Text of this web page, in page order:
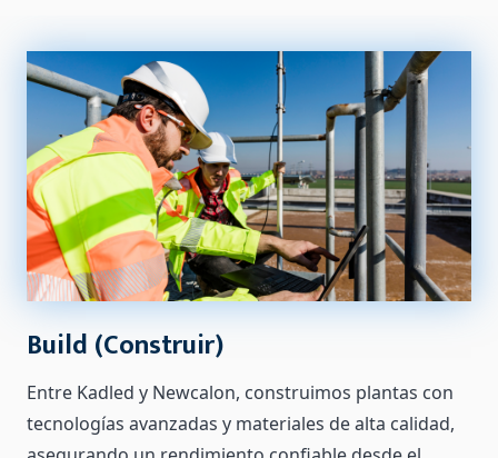
Build (Construir)
Entre Kadled y Newcalon, construimos plantas con
tecnologías avanzadas y materiales de alta calidad,